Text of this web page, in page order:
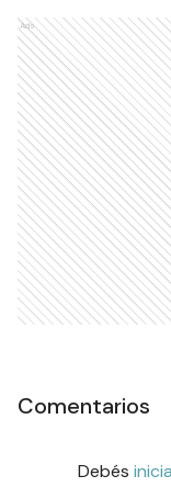
Ads
Comentarios
Debés